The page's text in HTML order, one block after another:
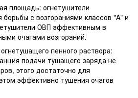
площадь: огнетушители
с возгораниями классов "A" и
ОВП эффективным в
очагами возгораний.
пенного раствора:
подачи тушащего заряда не
этого достаточно для
эффективно тушения очагов